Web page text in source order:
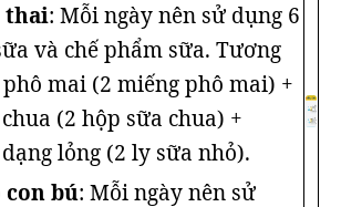
thai: Mỗi ngày nên sử dụng 6
và chế phẩm sữa. Tương
mai (2 miếng phô mai) +
(2 hộp sữa chua) +
lỏng (2 ly sữa nhỏ).
con bú: Mỗi ngày nên sử